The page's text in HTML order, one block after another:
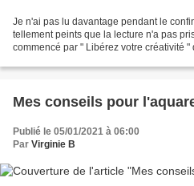
Je n'ai pas lu davantage pendant le
tellement peints que la lecture n'a pas
commencé par " Libérez votre créativité
Mes conseils pour
Publié le 05/01/2021 à 06:00
Par Virginie B